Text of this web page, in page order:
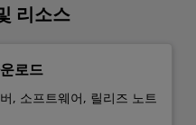
리소스
로드
, 소프트웨어, 릴리즈 노트